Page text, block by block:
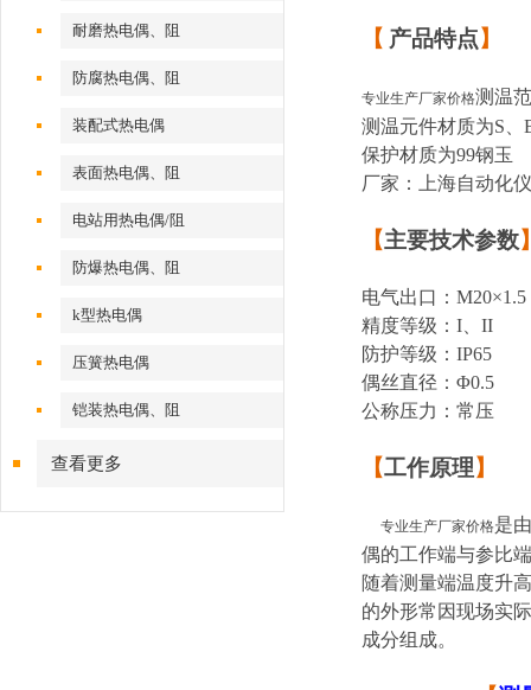
耐磨热电偶、阻
防腐热电偶、阻
装配式热电偶
表面热电偶、阻
电站用热电偶/阻
防爆热电偶、阻
k型热电偶
压簧热电偶
铠装热电偶、阻
查看更多
【 产品特点】
专业生产厂家价格测温
测温元件材质为S、
保护材质为99钢玉
厂家：上海自动化
【主要技术参数
电气出口：M20×1.5
精度等级：I、II
防护等级：IP65
偶丝直径：Φ0.5
公称压力：常压
【工作原理】
专业生产厂家价格是
偶的工作端与参比
随着测量端温度升
的外形常因现场实
成分组成。